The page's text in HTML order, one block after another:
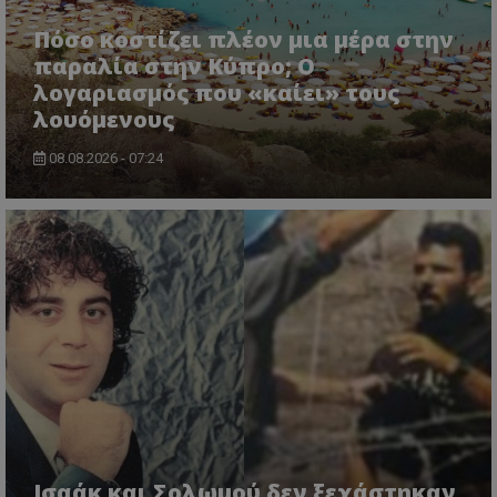
Πόσο κοστίζει πλέον μια μέρα στην
παραλία στην Κύπρο; Ο
λογαριασμός που «καίει» τους
λουόμενους
08.08.2026 - 07:24
ASP.NET_SessionId
Microsoft Corporation